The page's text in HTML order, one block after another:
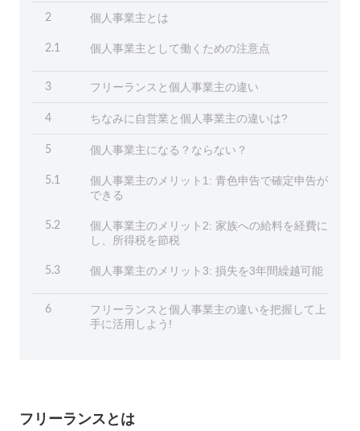
2 個人事業主とは
2.1 個人事業主として働くための注意点
3 フリーランスと個人事業主の違い
4 ちなみに自営業と個人事業主の違いは?
5 個人事業主になる？ならない？
5.1
個人事業主のメリット1: 青色申告で確定申告が
できる
5.2
個人事業主のメリット2: 家族への給料を経費に
し、所得税を節税
5.3 個人事業主のメリット3: 損失を3年間繰越可能
6
フリーランスと個人事業主の違いを把握して上
手に活用しよう!
フリーランスとは